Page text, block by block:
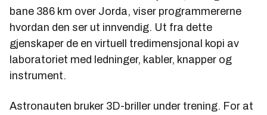
bane 386 km over Jorda, viser programmererne
hvordan den ser ut innvendig. Ut fra dette
gjenskaper de en virtuell tredimensjonal kopi av
laboratoriet med ledninger, kabler, knapper og
instrument.
Astronauten bruker 3D-briller under trening. For at